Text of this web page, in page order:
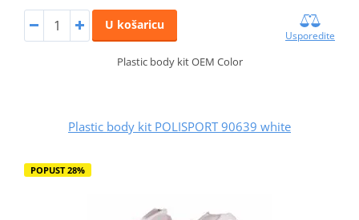
U košaricu
Usporedite
Plastic body kit OEM Color
Plastic body kit POLISPORT 90639 white
POPUST 28%